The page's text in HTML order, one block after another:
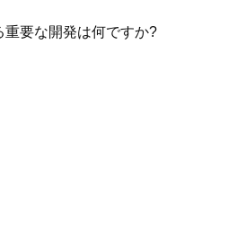
要な開発は何ですか?